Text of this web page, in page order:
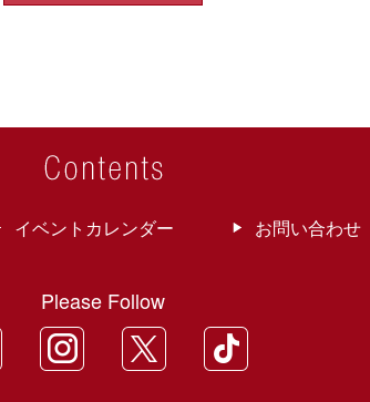
イベントカレンダー お問い合わせ
Please Follow